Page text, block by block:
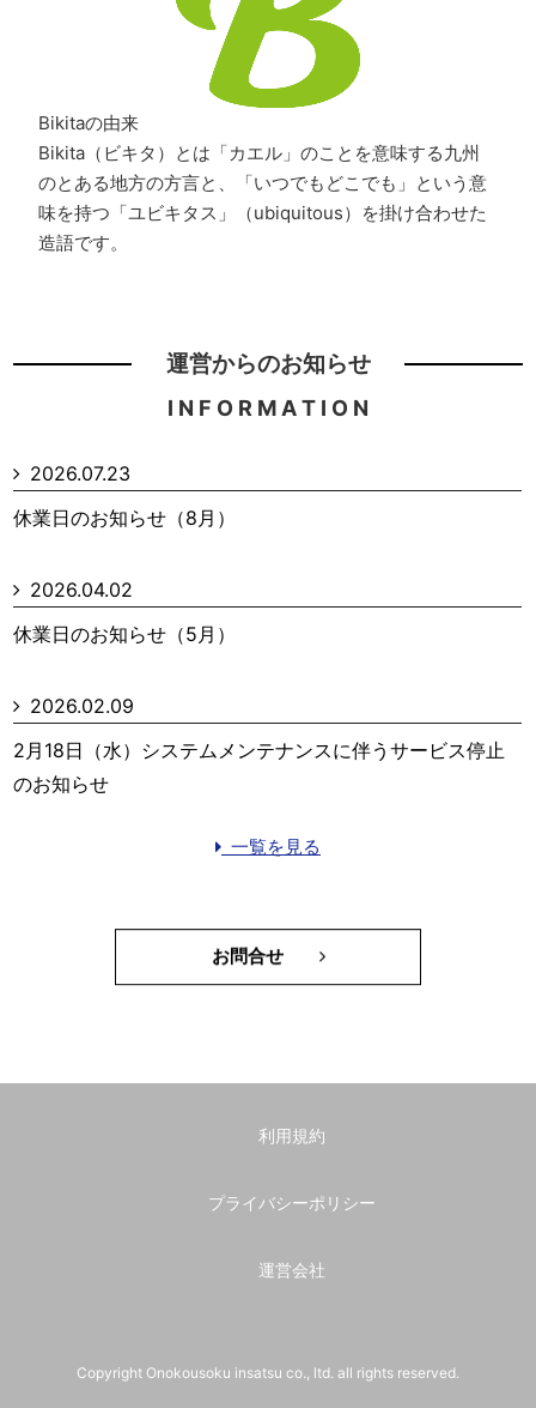
Bikitaの由来
Bikita（ビキタ）とは「カエル」のことを意味する九州
のとある地方の方言と、「いつでもどこでも」という意
味を持つ「ユビキタス」（ubiquitous）を掛け合わせた
造語です。
運営からのお知らせ
I N F O R M A T I O N
2026.07.23
休業日のお知らせ（8月）
2026.04.02
休業日のお知らせ（5月）
2026.02.09
2月18日（水）システムメンテナンスに伴うサービス停止
のお知らせ
一覧を見る
お問合せ
利用規約
プライバシーポリシー
運営会社
Copyright Onokousoku insatsu co., ltd. all rights reserved.